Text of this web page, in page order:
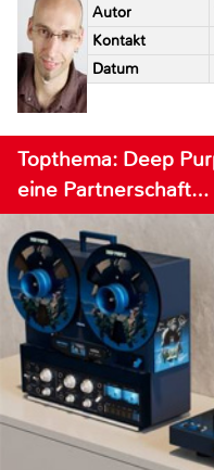
Autor
Kontakt
Datum
Topthema: Deep
eine Partnerschaft…